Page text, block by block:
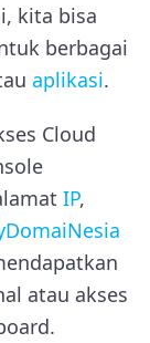
kita bisa
berbagai
aplikasi.
Cloud
IP,
atau akses